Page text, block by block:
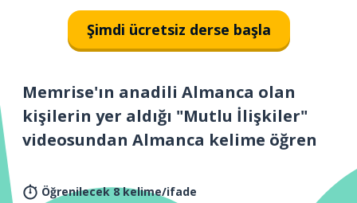
Şimdi ücretsiz derse başla
Memrise'ın anadili Almanca olan
kişilerin yer aldığı "Mutlu İlişkiler"
videosundan Almanca kelime öğren
Öğrenilecek 8 kelime/ifade